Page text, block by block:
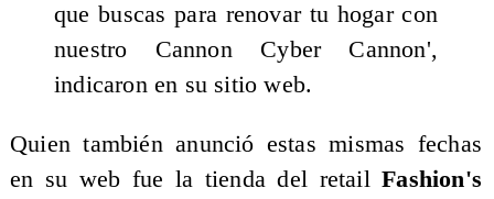
que buscas para renovar tu hogar con
nuestro Cannon Cyber Cannon',
indicaron en su sitio web.
Quien también anunció estas mismas fechas
en su web fue la tienda del retailFashion's